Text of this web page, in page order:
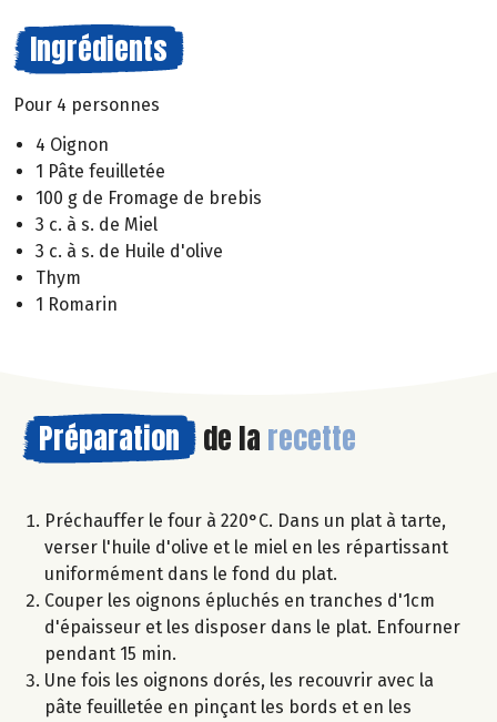
Ingrédients
Pour 4 personnes
4 Oignon
1 Pâte feuilletée
100 g de Fromage de brebis
3 c. à s. de Miel
3 c. à s. de Huile d'olive
Thym
1 Romarin
Préparation de la recette
Préchauffer le four à 220°C. Dans un plat à tarte,
verser l'huile d'olive et le miel en les répartissant
uniformément dans le fond du plat.
Couper les oignons épluchés en tranches d'1cm
d'épaisseur et les disposer dans le plat. Enfourner
pendant 15 min.
Une fois les oignons dorés, les recouvrir avec la
pâte feuilletée en pinçant les bords et en les